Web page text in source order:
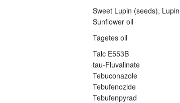
Sweet Lupin (seeds),
Sunflower oil
Tagetes oil
Talc E553B
tau-Fluvalinate
Tebuconazole
Tebufenozide
Tebufenpyrad